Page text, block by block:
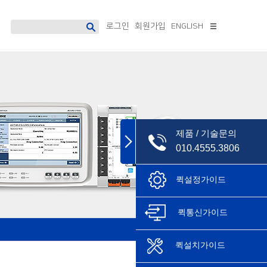
제품 / 기술문의
010.4555.3806
퀵설정가이드
퀵통신가이드
퀵설치가이드
Accura 7500
PowerDX2[솔루션형]
PowerDX3[솔루션형]
Accura 소프트웨어
AccuraSM
AccuraSR
AccuraLogic
단종모델
로그인 회원가입 ENGLISH